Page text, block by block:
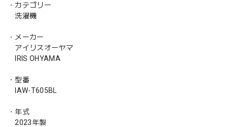
・カテゴリー
洗濯機
・メーカー
アイリスオーヤマ
IRIS OHYAMA
・型番
IAW-T605BL
・年式
2023年製